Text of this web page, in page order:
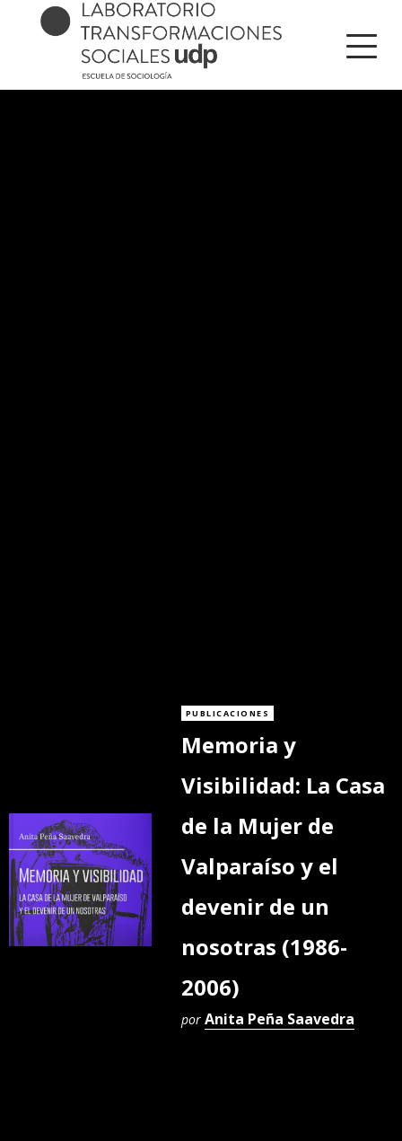
PUBLICACIONES
Memoria y
Visibilidad: La Casa
de la Mujer de
Valparaíso y el
devenir de un
nosotras (1986-
2006)
por Anita Peña Saavedra